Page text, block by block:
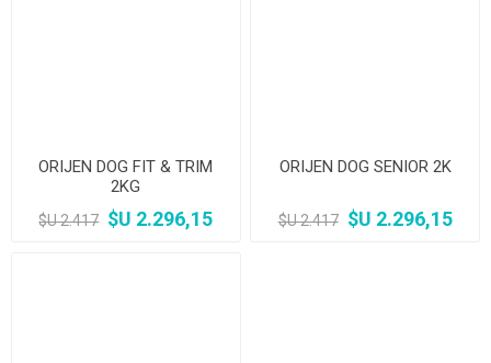
ORIJEN DOG FIT & TRIM
2KG
$U 2.417 $U 2.296,15
ORIJEN DOG SENIOR 2K
$U 2.417 $U 2.296,15